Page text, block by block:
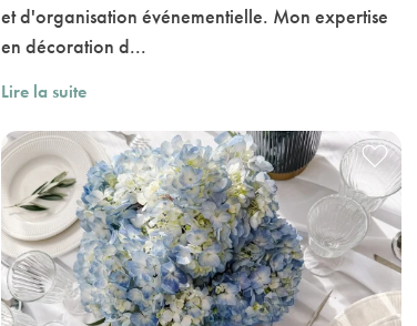
et d'organisation événementielle. Mon expertise
en décoration d...
Lire la suite